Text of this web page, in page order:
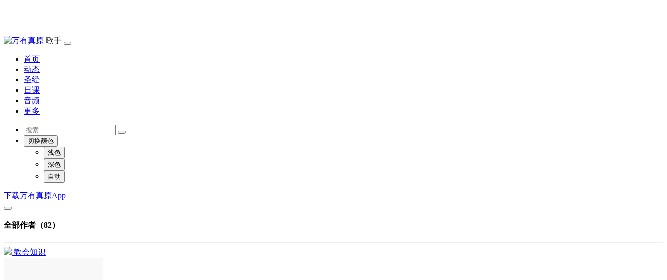
歌手
首页
动态
圣经
日课
音频
更多
切换颜色
浅色
深色
自动
下载万有真原App
全部作者（82）
教会知识